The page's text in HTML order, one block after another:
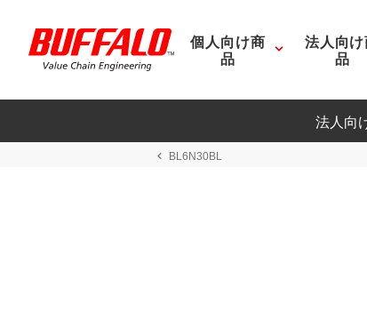
個人向け商
品
法人向
品
法人向
BL6N30BL